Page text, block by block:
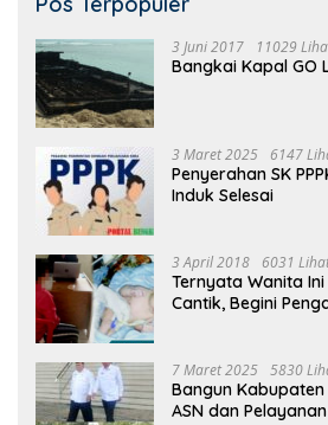
3 Juni 2017 11029
Bangkai Kapal GO
3 Maret 2025 6147
Penyerahan SK
Induk Selesai
3 April 2018 6031
Ternyata Wanita
Cantik, Begini
7 Maret 2025 5830
Bangun
ASN dan